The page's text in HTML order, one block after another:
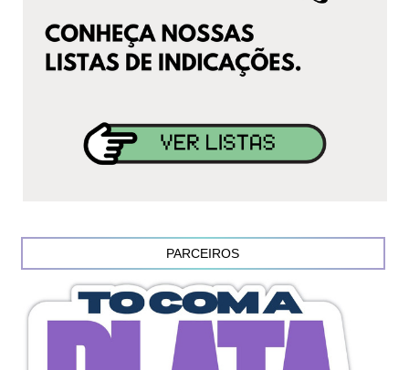
PARCEIROS